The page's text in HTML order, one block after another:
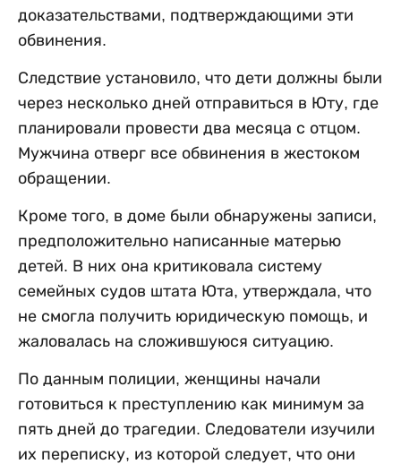
доказательствами, подтверждающими эти
обвинения.
Следствие установило, что дети должны были
через несколько дней отправиться в Юту, где
планировали провести два месяца с отцом.
Мужчина отверг все обвинения в жестоком
обращении.
Кроме того, в доме были обнаружены записи,
предположительно написанные матерью
детей. В них она критиковала систему
семейных судов штата Юта, утверждала, что
не смогла получить юридическую помощь, и
жаловалась на сложившуюся ситуацию.
По данным полиции, женщины начали
готовиться к преступлению как минимум за
пять дней до трагедии. Следователи изучили
их переписку, из которой следует, что они